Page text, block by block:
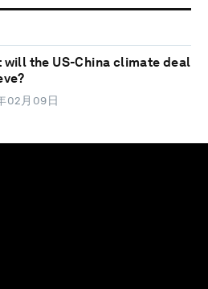
will the US-China climate deal
02月09日